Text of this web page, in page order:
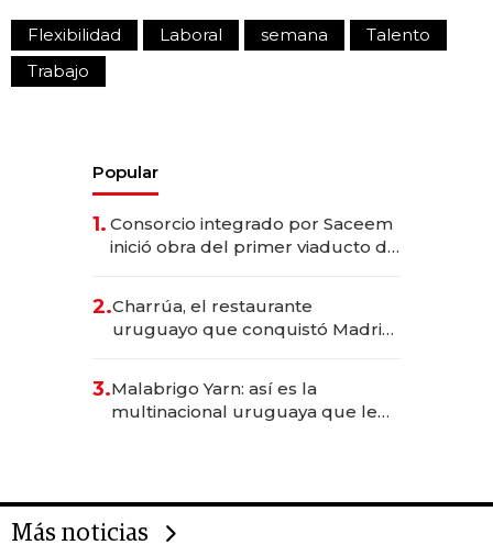
Flexibilidad Laboral semana
Talento
Trabajo
Popular
1. Consorcio integrado por Saceem
inició obra del primer viaducto de
millones
2.Charrúa, el restaurante
uruguayo que conquistó Madrid:
anticipación y prepara apertura
3.Malabrigo Yarn: así es la
multinacional uruguaya que le
Más noticias